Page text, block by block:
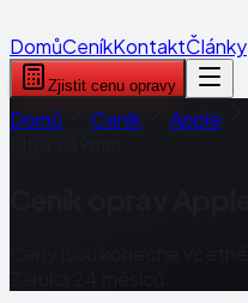
DomůCeníkKontaktČlánky
Zjistit cenu opravy
Domů Ceník Apple